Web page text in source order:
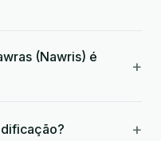
(Nawris) é
+
+